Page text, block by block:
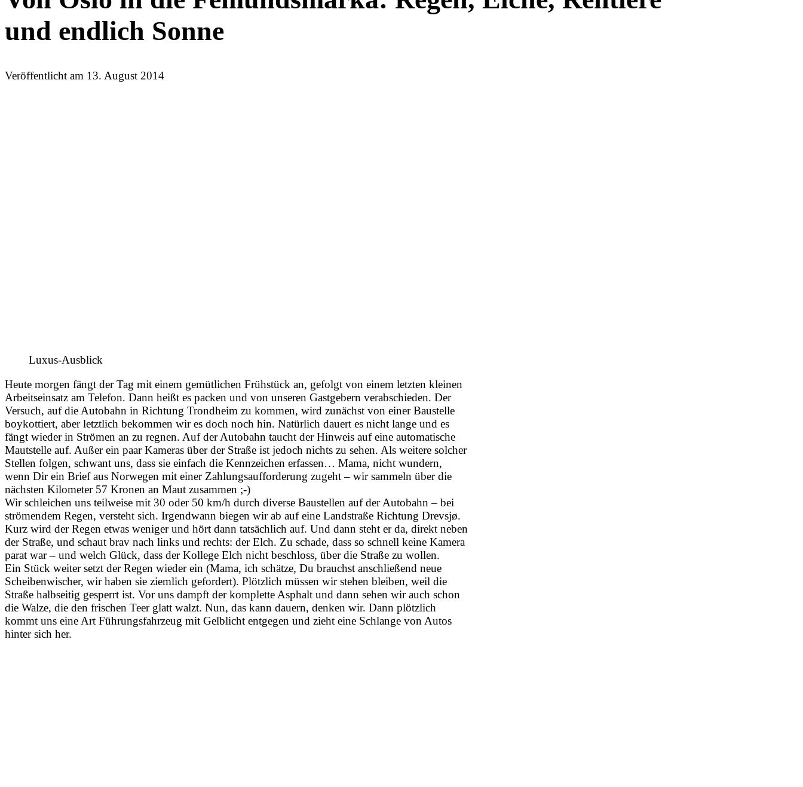
und endlich Sonne
Veröffentlicht am 13. August 2014
Luxus-Ausblick
Heute morgen fängt der Tag mit einem gemütlichen Frühstück an, gefolgt von einem letzten kleinen
Arbeitseinsatz am Telefon. Dann heißt es packen und von unseren Gastgebern verabschieden. Der
Versuch, auf die Autobahn in Richtung Trondheim zu kommen, wird zunächst von einer Baustelle
boykottiert, aber letztlich bekommen wir es doch noch hin. Natürlich dauert es nicht lange und es
fängt wieder in Strömen an zu regnen. Auf der Autobahn taucht der Hinweis auf eine automatische
Mautstelle auf. Außer ein paar Kameras über der Straße ist jedoch nichts zu sehen. Als weitere solcher
Stellen folgen, schwant uns, dass sie einfach die Kennzeichen erfassen… Mama, nicht wundern,
wenn Dir ein Brief aus Norwegen mit einer Zahlungsaufforderung zugeht – wir sammeln über die
nächsten Kilometer 57 Kronen an Maut zusammen ;-)
Wir schleichen uns teilweise mit 30 oder 50 km/h durch diverse Baustellen auf der Autobahn – bei
strömendem Regen, versteht sich. Irgendwann biegen wir ab auf eine Landstraße Richtung Drevsjø.
Kurz wird der Regen etwas weniger und hört dann tatsächlich auf. Und dann steht er da, direkt neben
der Straße, und schaut brav nach links und rechts: der Elch. Zu schade, dass so schnell keine Kamera
parat war – und welch Glück, dass der Kollege Elch nicht beschloss, über die Straße zu wollen.
Ein Stück weiter setzt der Regen wieder ein (Mama, ich schätze, Du brauchst anschließend neue
Scheibenwischer, wir haben sie ziemlich gefordert). Plötzlich müssen wir stehen bleiben, weil die
Straße halbseitig gesperrt ist. Vor uns dampft der komplette Asphalt und dann sehen wir auch schon
die Walze, die den frischen Teer glatt walzt. Nun, das kann dauern, denken wir. Dann plötzlich
kommt uns eine Art Führungsfahrzeug mit Gelblicht entgegen und zieht eine Schlange von Autos
hinter sich her.